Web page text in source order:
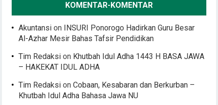
KOMENTAR-KOMENTAR
Akuntansi on INSURI Ponorogo Hadirkan Guru Besar
Al-Azhar Mesir Bahas Tafsir Pendidikan
Tim Redaksi on Khutbah Idul Adha 1443 H BASA JAWA
– HAKEKAT IDUL ADHA
Tim Redaksi onCobaan, Kesabaran dan Berkurban –
Khutbah Idul Adha Bahasa Jawa NU